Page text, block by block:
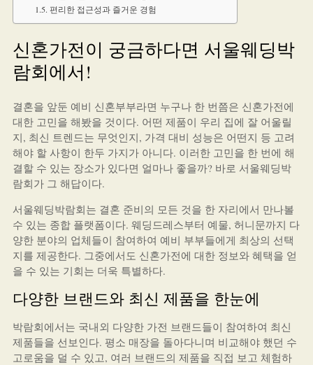
편리한 접근성과 즐거운 경험
신혼가전이 궁금하다면 서울웨딩박
람회에서!
결혼을 앞둔 예비 신혼부부라면 누구나 한 번쯤은 신혼가전에
대한 고민을 해봤을 것이다. 어떤 제품이 우리 집에 잘 어울릴
지, 최신 트렌드는 무엇인지, 가격 대비 성능은 어떤지 등 고려
해야 할 사항이 한두 가지가 아니다. 이러한 고민을 한 번에 해
결할 수 있는 장소가 있다면 얼마나 좋을까? 바로 서울웨딩박
람회가 그 해답이다.
서울웨딩박람회는 결혼 준비의 모든 것을 한 자리에서 만나볼
수 있는 종합 플랫폼이다. 웨딩드레스부터 예물, 허니문까지 다
양한 분야의 업체들이 참여하여 예비 부부들에게 최상의 선택
지를 제공한다. 그중에서도 신혼가전에 대한 정보와 혜택을 얻
을 수 있는 기회는 더욱 특별하다.
다양한 브랜드와 최신 제품을 한눈에
박람회에서는 국내외 다양한 가전 브랜드들이 참여하여 최신
제품들을 선보인다. 평소 매장을 돌아다니며 비교해야 했던 수
고로움을 덜 수 있고, 여러 브랜드의 제품을 직접 보고 체험하